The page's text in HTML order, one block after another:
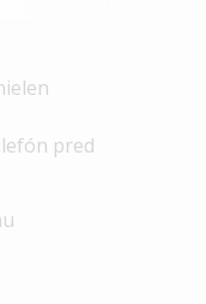
pred